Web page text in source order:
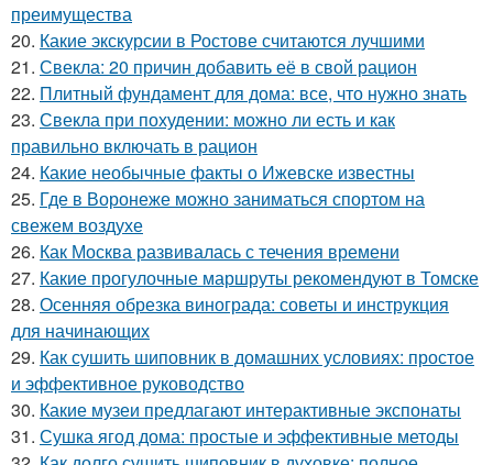
преимущества
20. Какие экскурсии в Ростове считаются лучшими
21. Свекла: 20 причин добавить её в свой рацион
22. Плитный фундамент для дома: все, что нужно знать
23. Свекла при похудении: можно ли есть и как
правильно включать в рацион
24. Какие необычные факты о Ижевске известны
25. Где в Воронеже можно заниматься спортом на
свежем воздухе
26. Как Москва развивалась с течения времени
27. Какие прогулочные маршруты рекомендуют в Томске
28. Осенняя обрезка винограда: советы и инструкция
для начинающих
29. Как сушить шиповник в домашних условиях: простое
и эффективное руководство
30. Какие музеи предлагают интерактивные экспонаты
31. Сушка ягод дома: простые и эффективные методы